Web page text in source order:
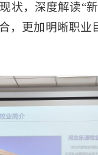
状，深度解读“
，更加明晰职